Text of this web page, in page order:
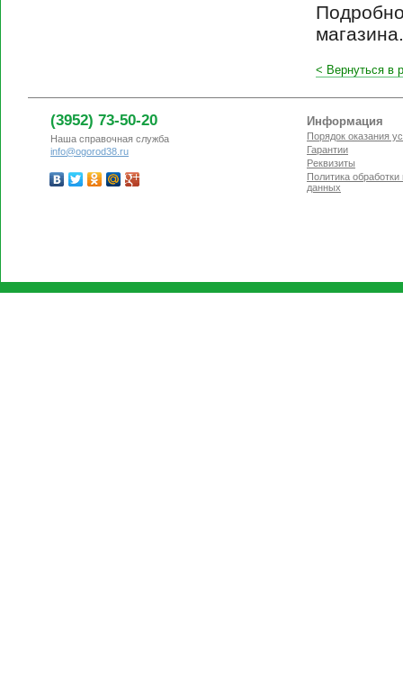
магазина.
< Вернуться в
(3952) 73-50-20
Наша справочная служба
info@ogorod38.ru
Информация
Порядок оказания
Гарантии
Реквизиты
Политика
данных